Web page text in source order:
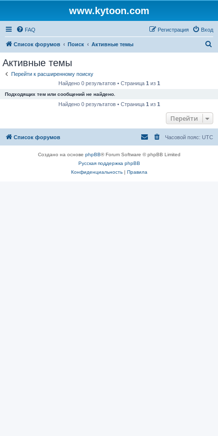
www.kytoon.com
FAQ Вход
Регистрация
Список форумов Поиск Активные темы
Активные темы
Перейти к расширенному поиску
Найдено 0 результатов • Страница 1 из 1
Подходящих тем или сообщений не найдено.
Найдено 0 результатов • Страница 1 из 1
Перейти
Список форумов Часовой пояс: UTC
Создано на основе phpBB® Forum Software © phpBB Limited
Русская поддержка phpBB
Конфиденциальность| Правила